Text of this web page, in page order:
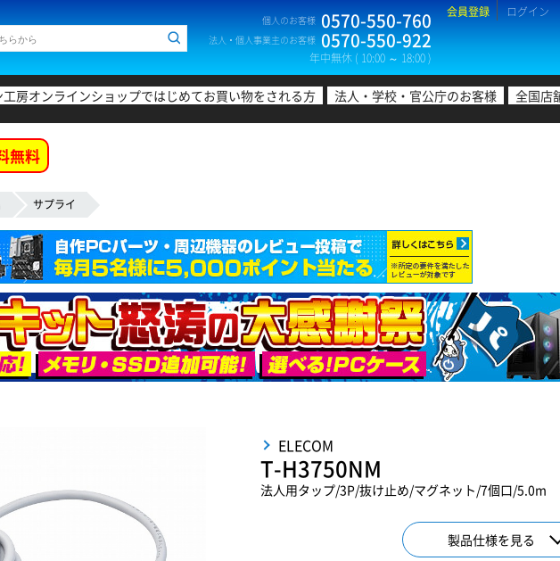
個人のお客様 0570-550-760
法人・個人事業主のお客様 0570-550-922
年中無休 ( 10:00 ～ 18:00 )
会員登録 ログイン
工房オンラインショップではじめてお買い物をされる方 法人・学校・官公庁のお客様 全国店
無料
サプライ
ELECOM
T-H3750NM
法人用タップ/3P/抜け止め/マグネット/7個口/5.0m
製品仕様を見る